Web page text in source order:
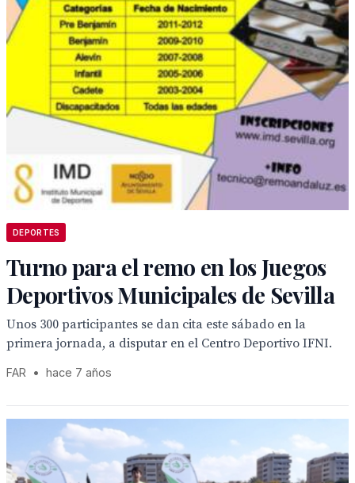
DEPORTES
Turno para el remo en los Juegos
Deportivos Municipales de Sevilla
Unos 300 participantes se dan cita este sábado en la
primera jornada, a disputar en el Centro Deportivo IFNI.
FAR • hace 7 años